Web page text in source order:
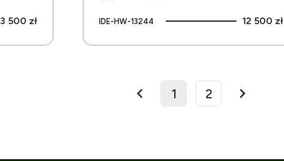
3 500 zł IDE-HW-13244 12 500 zł
1 2